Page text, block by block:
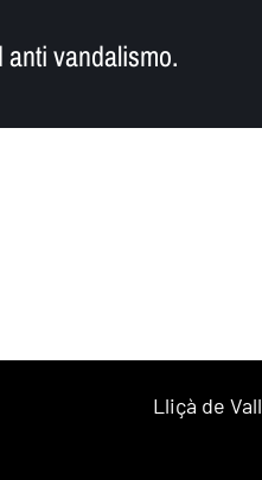
vandalismo.
Lliçà de Vall